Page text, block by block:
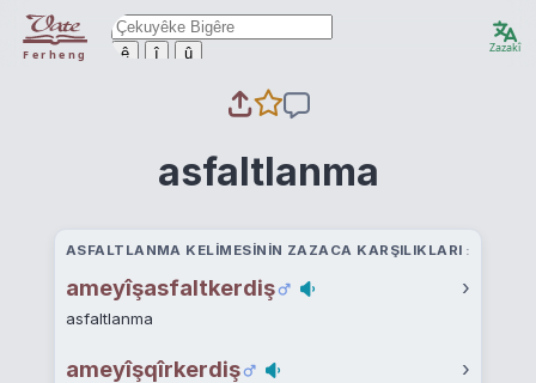
Ferheng ê î û Zazakî
asfaltlanma
ASFALTLANMA KELIMESININ ZAZACA KARŞILIKLARI
ameyîşasfaltkerdiş ›
asfaltlanma
ameyîşqîrkerdiş ›